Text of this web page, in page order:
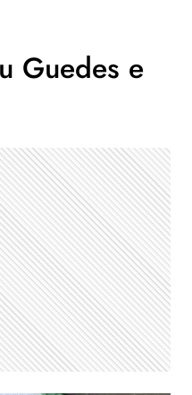
Guedes e